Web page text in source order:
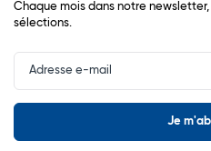
Chaque mois dans notre
sélections.
Input
Newsletter